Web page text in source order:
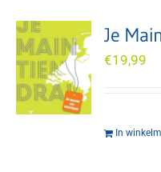
Je
€19,99
In